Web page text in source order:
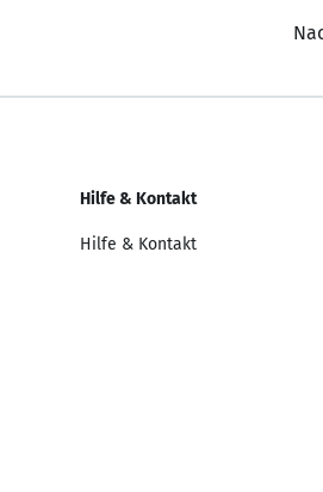
Hilfe & Kontakt
Hilfe & Kontakt